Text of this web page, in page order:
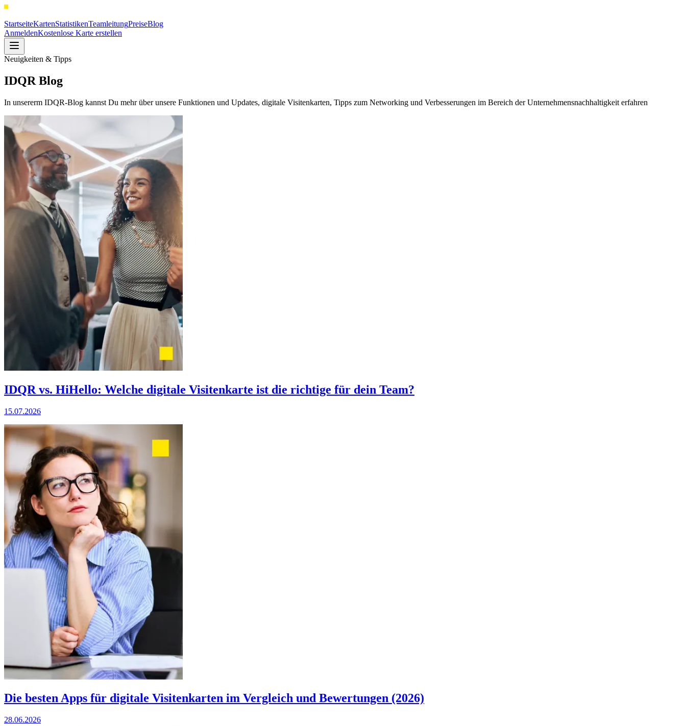
StartseiteKartenStatistikenTeamleitungPreiseBlog
AnmeldenKostenlose Karte erstellen
Neuigkeiten & Tipps
IDQR Blog
In unsererm IDQR-Blog kannst Du mehr über unsere Funktionen und Updates, digitale Visitenkarten, Tipps zum Networking und Verbesserungen im Bereich der Unternehmensnachhaltigkeit erfahren
IDQR vs. HiHello: Welche digitale Visitenkarte ist die richtige für dein Team?
15.07.2026
Die besten Apps für digitale Visitenkarten im Vergleich und Bewertungen (2026)
28.06.2026